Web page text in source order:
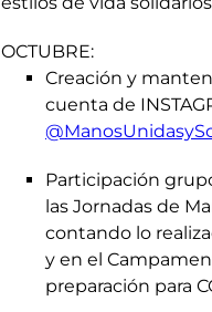
OCTUBRE:
Creación y
cuenta de
Participación
las Jornadas de
contando lo
y en el
preparación para